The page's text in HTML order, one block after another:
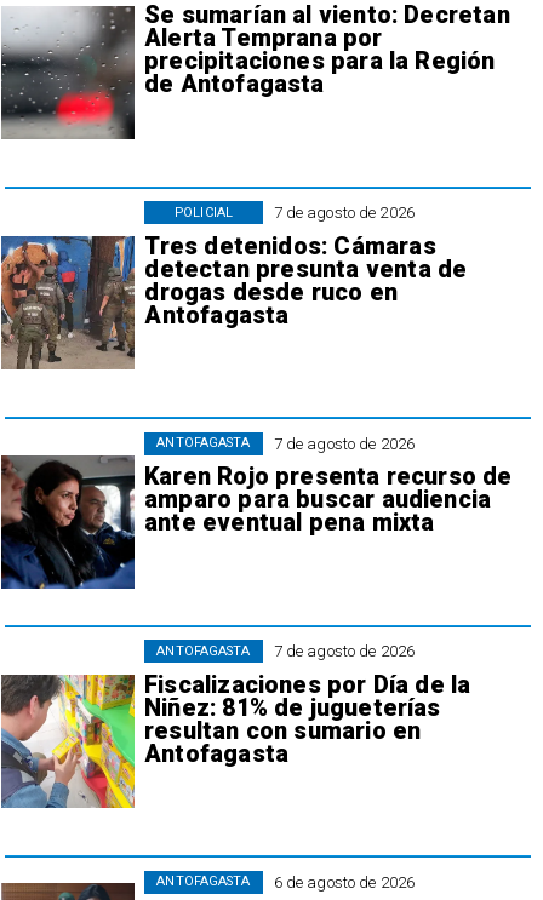
Se sumarían al viento: Decretan
Alerta Temprana por
precipitaciones para la Región
de Antofagasta
7 de agosto de 2026
Tres detenidos: Cámaras
detectan presunta venta de
drogas desde ruco en
Antofagasta
POLICIAL
7 de agosto de 2026
Karen Rojo presenta recurso de
amparo para buscar audiencia
ante eventual pena mixta
ANTOFAGASTA
7 de agosto de 2026
Fiscalizaciones por Día de la
Niñez: 81% de jugueterías
resultan con sumario en
Antofagasta
ANTOFAGASTA
6 de agosto de 2026
ANTOFAGASTA